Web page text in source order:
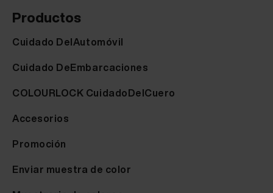
Productos
Cuidado DelAutomóvil
Cuidado DeEmbarcaciones
COLOURLOCK CuidadoDelCuero
Accesorios
Promoción
Enviar muestra de color